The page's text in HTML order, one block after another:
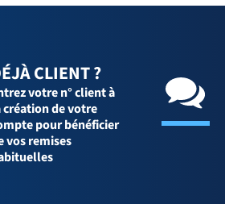
CLIENT ?
votre n° client à
création de votre
pour bénéficier
vos remises